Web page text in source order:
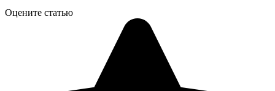
Оцените статью